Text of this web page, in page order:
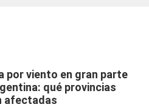
por viento en gran parte
qué provincias
afectadas